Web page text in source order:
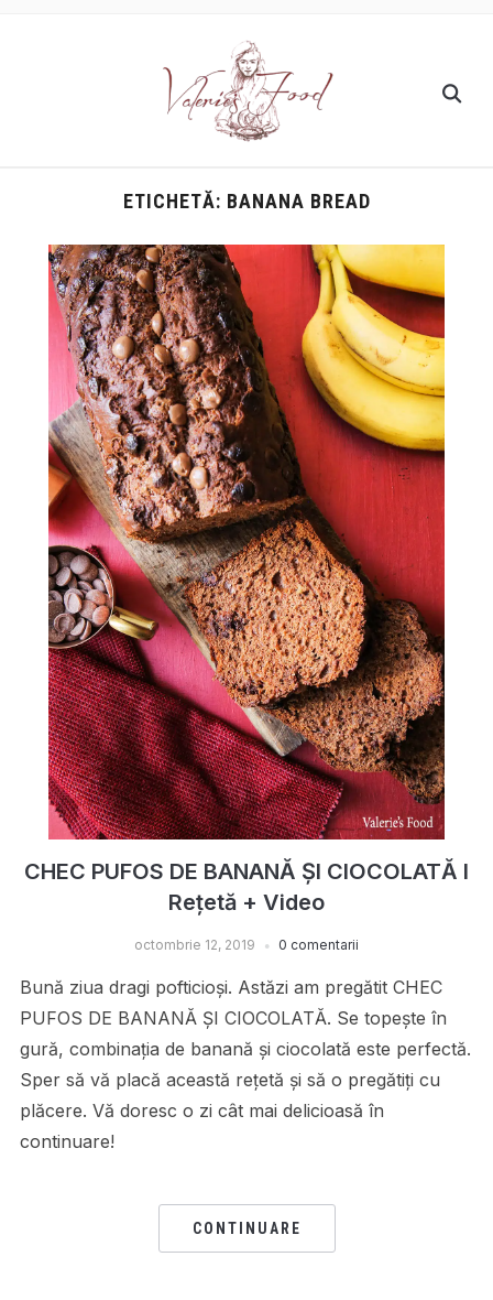
ETICHETĂ: BANANA BREAD
CHEC PUFOS DE BANANĂ ȘI CIOCOLATĂ I
Rețetă + Video
octombrie 12, 2019 0 comentarii
Bună ziua dragi pofticioși. Astăzi am pregătit CHEC
PUFOS DE BANANĂ ȘI CIOCOLATĂ. Se topește în
gură, combinația de banană și ciocolată este perfectă.
Sper să vă placă această rețetă și să o pregătiți cu
plăcere. Vă doresc o zi cât mai delicioasă în
continuare!
CONTINUARE